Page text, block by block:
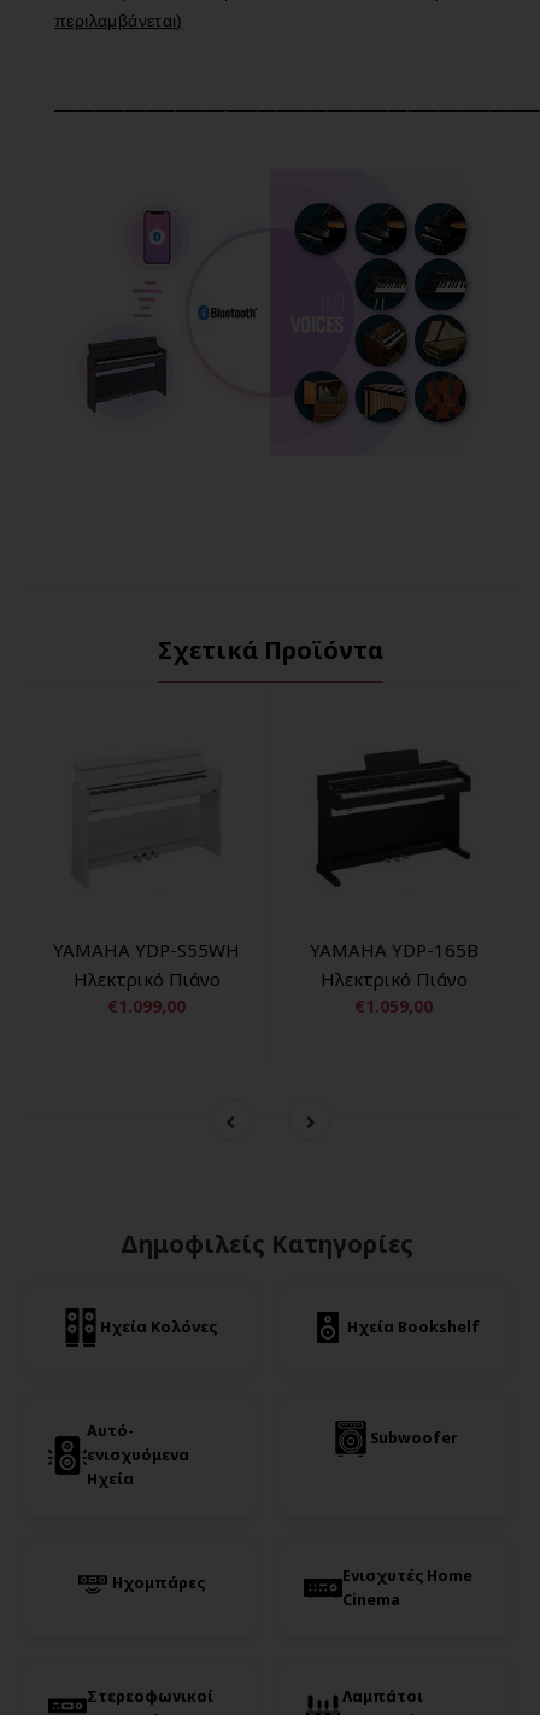
περιλαμβάνεται)
Σχετικά Προϊόντα
YAMAHA YDP-S55WH
Ηλεκτρικό Πιάνο
€1.099,00
YAMAHA YDP-165B
Ηλεκτρικό Πιάνο
€1.059,00
Δημοφιλείς Κατηγορίες
Ηχεία Κολόνες Ηχεία Bookshelf
Αυτό-
ενισχυόμενα
Ηχεία
Subwoofer
Ηχομπάρες
Ενισχυτές Home
Cinema
Στερεοφωνικοί
Λαμπάτοι